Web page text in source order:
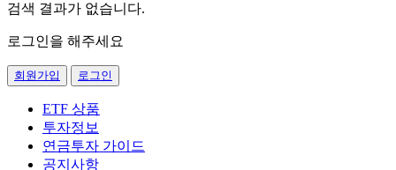
검색 결과가 없습니다.
로그인을 해주세요
회원가입 로그인
ETF 상품
투자정보
연금투자 가이드
공지사항